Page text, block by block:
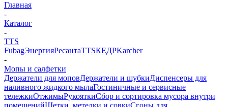
Главная
-
Каталог
-
TTS
FubagЭнергияРесантаTTSКЕДРKarcher
-
Мопы и салфетки
Держатели для моповДержатели и шубкиДиспенсеры для
наливного жидкого мылаГостиничные и сервисные
тележкиОтжимыРукояткиСбор и сортировка мусора внутри
помещенийЩетки, метелки и совкиСгоны для